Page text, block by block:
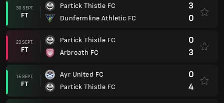
30 SEPT.
FT
Partick Thistle FC
Dunfermline Athletic FC
3
0
23 SEPT.
FT
Partick Thistle FC
Arbroath FC
0
3
15 SEPT.
FT
Ayr United FC
Partick Thistle FC
0
4